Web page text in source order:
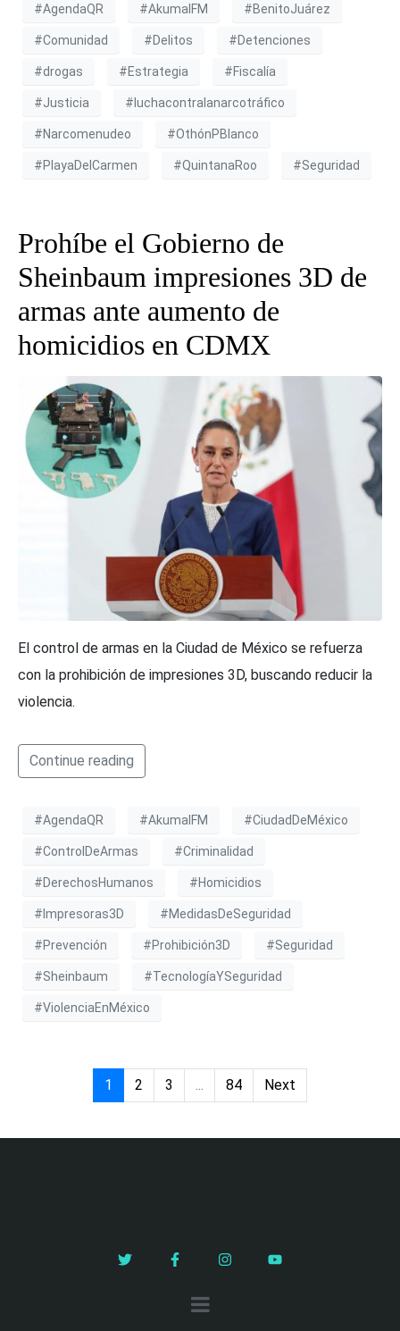
#AgendaQR #AkumalFM #BenitoJuárez
#Comunidad #Delitos #Detenciones
#drogas #Estrategia #Fiscalía
#Justicia #luchacontralanarcotráfico
#Narcomenudeo #OthónPBlanco
#PlayaDelCarmen #QuintanaRoo #Seguridad
Prohíbe el Gobierno de
Sheinbaum impresiones 3D de
armas ante aumento de
homicidios en CDMX
El control de armas en la Ciudad de México se refuerza
con la prohibición de impresiones 3D, buscando reducir la
violencia.
Continue reading
#AgendaQR #AkumalFM #CiudadDeMéxico
#ControlDeArmas #Criminalidad
#DerechosHumanos #Homicidios
#Impresoras3D #MedidasDeSeguridad
#Prevención #Prohibición3D #Seguridad
#Sheinbaum #TecnologíaYSeguridad
#ViolenciaEnMéxico
1 2 3 ... 84 Next